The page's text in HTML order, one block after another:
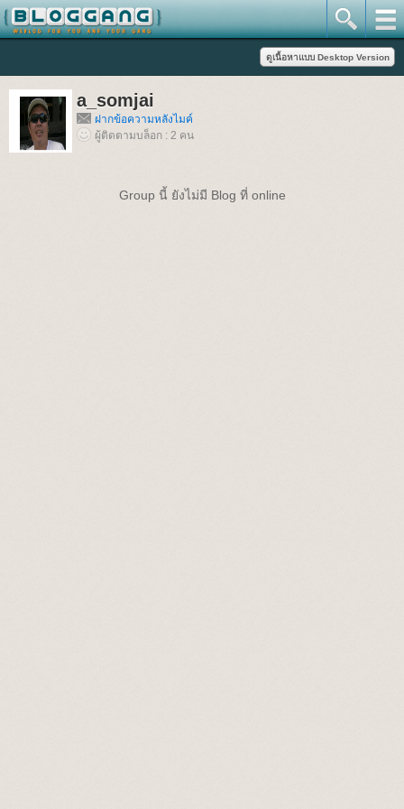
a_somjai
ฝากข้อความหลังไมค์
ผู้ติดตามบล็อก : 2 คน
Group นี้ ยังไม่มี Blog ที่ online